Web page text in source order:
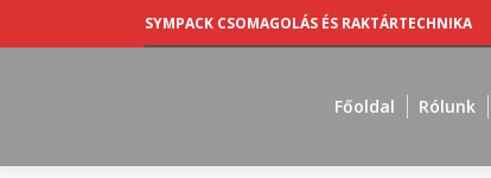
SYMPACK CSOMAGOLÁS ÉS RAKTÁRTECHNIKA
Főoldal Rólunk